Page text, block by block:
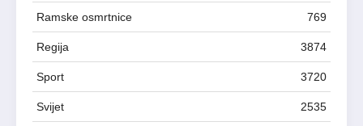
Ramske osmrtnice 769
Regija 3874
Sport 3720
Svijet 2535